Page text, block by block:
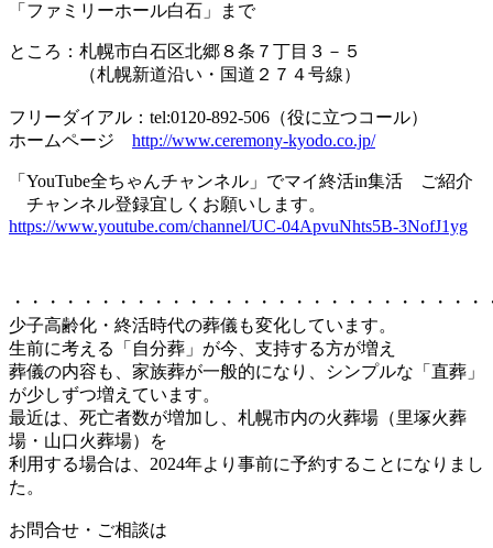
「ファミリーホール白石」まで
ところ：札幌市白石区北郷８条７丁目３－５
（札幌新道沿い・国道２７４号線）
フリーダイアル：tel:0120-892-506（役に立つコール）
ホームページ http://www.ceremony-kyodo.co.jp/
「YouTube全ちゃんチャンネル」でマイ終活in集活 ご紹介
チャンネル登録宜しくお願いします。
https://www.youtube.com/channel/UC-04ApvuNhts5B-3NofJ1yg
・・・・・・・・・・・・・・・・・・・・・・・・・・・
少子高齢化・終活時代の葬儀も変化しています。
生前に考える「自分葬」が今、支持する方が増え
葬儀の内容も、家族葬が一般的になり、シンプルな「直葬」
が少しずつ増えています。
最近は、死亡者数が増加し、札幌市内の火葬場（里塚火葬
場・山口火葬場）を
利用する場合は、2024年より事前に予約することになりまし
た。
お問合せ・ご相談は